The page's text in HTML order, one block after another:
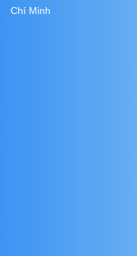
Chí Minh